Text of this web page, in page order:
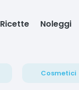
Ricette Noleggi
Cosmetici